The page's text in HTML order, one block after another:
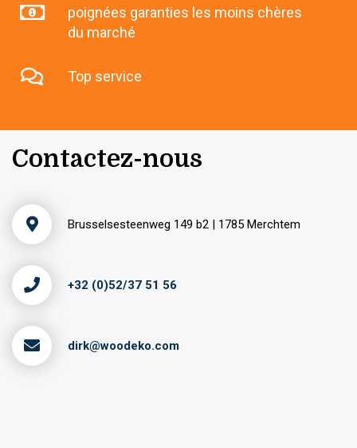
poignées garanties les moins chères
du marché
Top service
Contactez-nous
Brusselsesteenweg 149 b2 | 1785 Merchtem
+32 (0)52/37 51 56
dirk@woodeko.com